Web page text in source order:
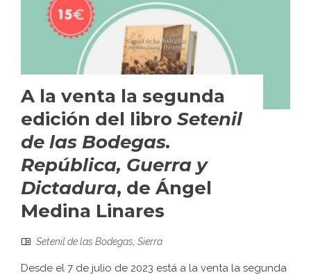
A la venta la segunda
edición del libro Setenil
de las Bodegas.
República, Guerra y
Dictadura, de Ángel
Medina Linares
Setenil de las Bodegas Sierra
Desde el 7 de julio de 2023 está a la venta la segunda